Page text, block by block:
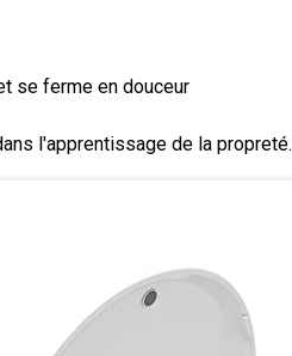
se ferme en douceur
l'apprentissage de la propreté.